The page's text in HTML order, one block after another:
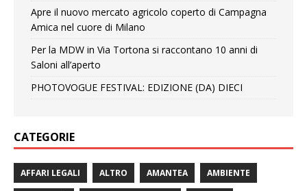
Apre il nuovo mercato agricolo coperto di Campagna
Amica nel cuore di Milano
Per la MDW in Via Tortona si raccontano 10 anni di
Saloni all’aperto
PHOTOVOGUE FESTIVAL: EDIZIONE (DA) DIECI
CATEGORIE
AFFARI LEGALI ALTRO AMANTEA AMBIENTE